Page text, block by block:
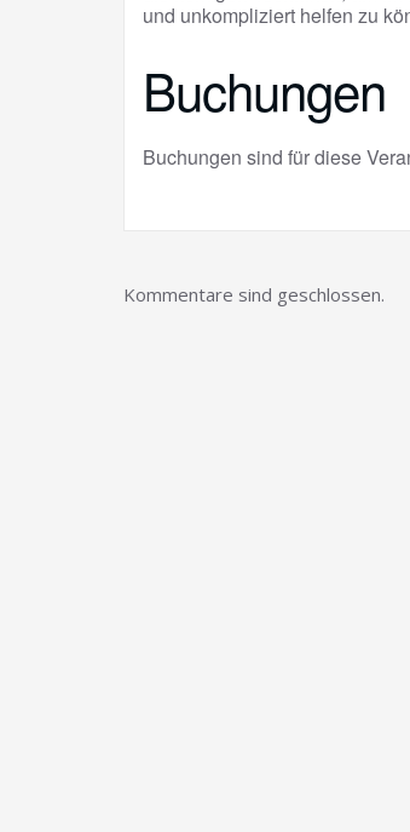
und unkompliziert helfen zu
Buchungen
Buchungen sind für diese
Kommentare sind geschlossen.